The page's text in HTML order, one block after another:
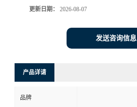
更新日期： 2026-08-07
发送咨询信息
产品详请
品牌